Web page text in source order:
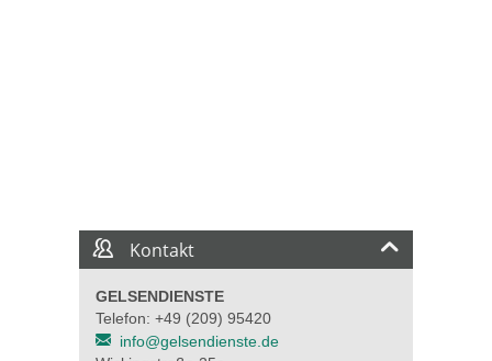
Kontakt
GELSENDIENSTE
Telefon: +49 (209) 95420
info@gelsendienste.de